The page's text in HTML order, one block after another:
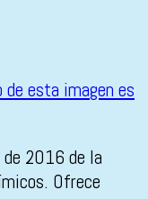
2016 de la
Ofrece